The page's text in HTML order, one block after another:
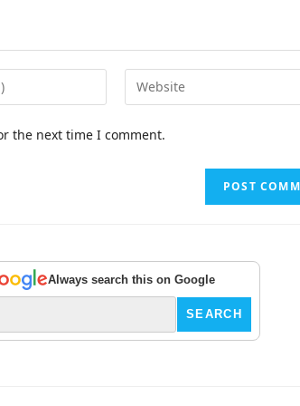
the next time I comment.
Always search this on Google